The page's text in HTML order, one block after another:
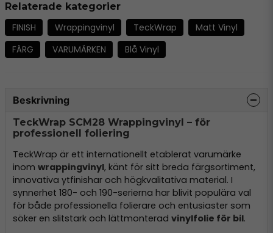
Relaterade kategorier
FINISH Wrappingvinyl TeckWrap
Matt Vinyl
FÄRG
VARUMÄRKEN Blå Vinyl
Beskrivning
TeckWrap SCM28 Wrappingvinyl – för
professionell foliering
TeckWrap är ett internationellt etablerat varumärke
inom wrappingvinyl, känt för sitt breda färgsortiment,
innovativa ytfinishar och högkvalitativa material. I
synnerhet 180- och 190-serierna har blivit populära val
för både professionella folierare och entusiaster som
söker en slitstark och lättmonterad vinylfolie för bil.